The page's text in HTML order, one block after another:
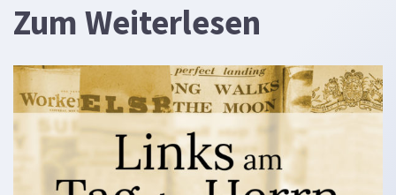
Zum Weiterlesen